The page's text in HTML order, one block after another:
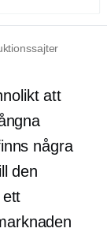
att
några
den
ett